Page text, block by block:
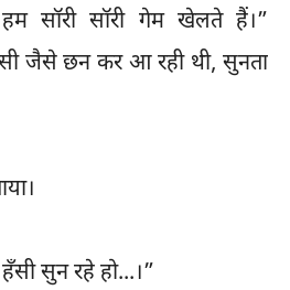
सॉरी सॉरी गेम खेलते हैं।”
जैसे छन कर आ रही थी, सुनता
सुन रहे हो...।”